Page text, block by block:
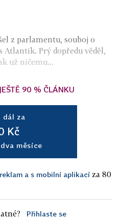
z parlamentu, souboj o
Prý dopředu věděl,
už ničemu...
90 % ČLÁNKU
dál za
Kč
měsíce
a s mobilní aplikací za 80
Přihlaste se